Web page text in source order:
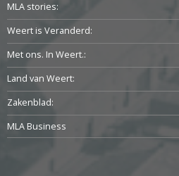
MLA stories:
Weert is Veranderd:
Met ons. In Weert.:
Land van Weert:
Zakenblad:
MLA Business